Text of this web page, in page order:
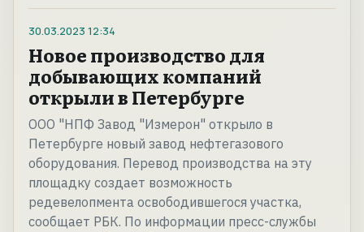
30.03.2023 12:34
Новое производство для
добывающих компаний
открыли в Петербурге
ООО "НПФ Завод "Измерон" открыло в
Петербурге новый завод нефтегазового
оборудования. Перевод производства на эту
площадку создает возможность
редевелопмента освободившегося участка,
сообщает РБК. По информации пресс-службы